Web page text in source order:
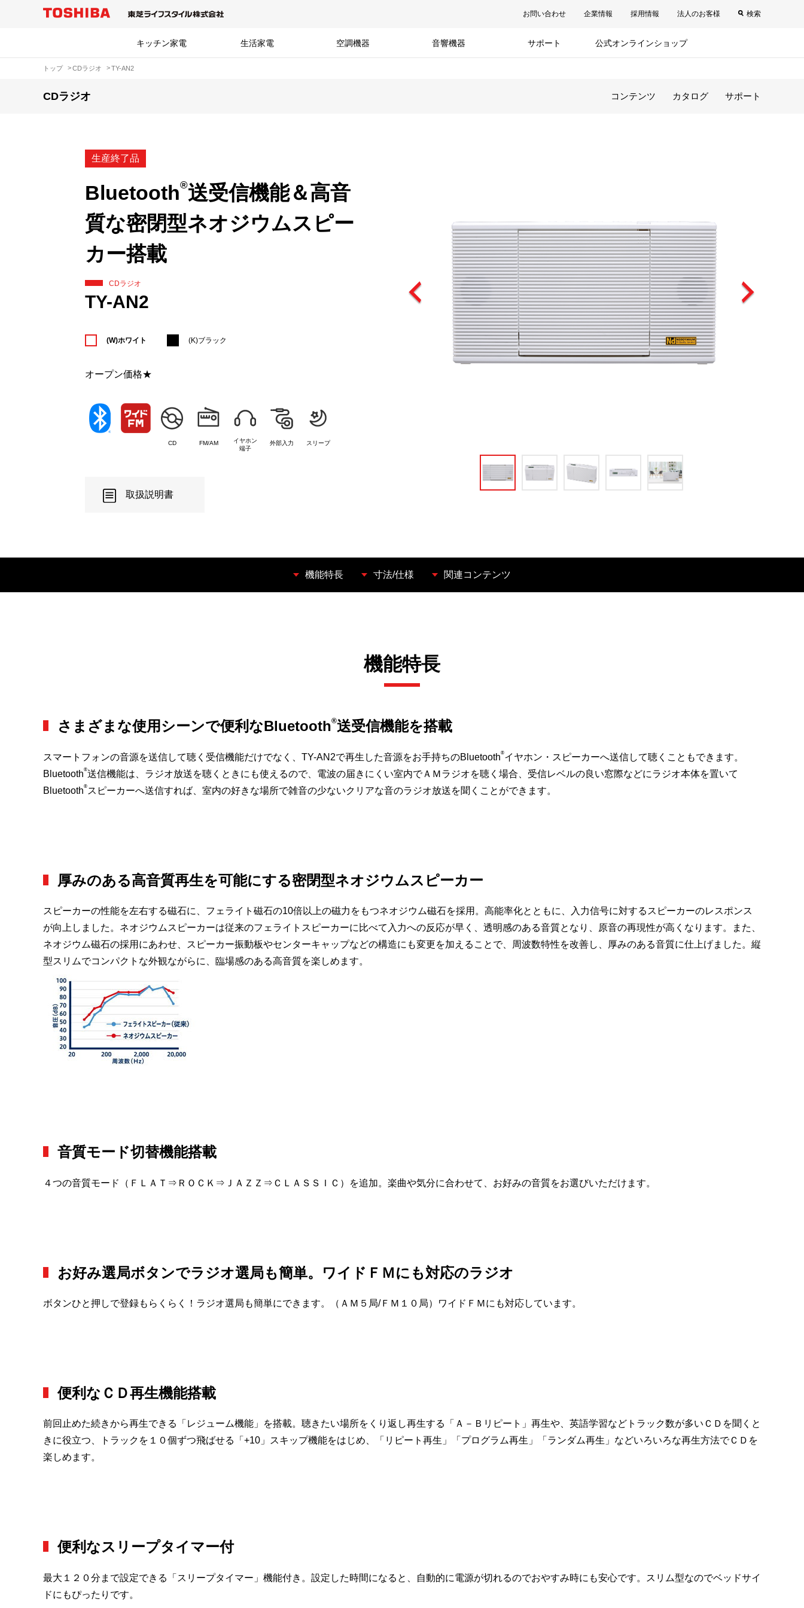
お問い合わせ 企業情報 採用情報 法人のお客様 検索
キッチン家電 生活家電 空調機器 音響機器 サポート 公式オンラインショップ
トップ CDラジオ TY-AN2
CDラジオ コンテンツ カタログ サポート
生産終了品
Bluetooth®送受信機能＆高音
質な密閉型ネオジウムスピー
カー搭載
CDラジオ
TY-AN2
(W)ホワイト (K)ブラック
オープン価格★
CD FM/AM
イヤホン
端子
外部入力 スリープ
取扱説明書
機能特長 寸法/仕様 関連コンテンツ
機能特長
さまざまな使用シーンで便利なBluetooth®送受信機能を搭載
スマートフォンの音源を送信して聴く受信機能だけでなく、TY-AN2で再生した音源をお手持ちのBluetooth®イヤホン・スピーカーへ送信して聴くこともできます。
Bluetooth®送信機能は、ラジオ放送を聴くときにも使えるので、電波の届きにくい室内でＡＭラジオを聴く場合、受信レベルの良い窓際などにラジオ本体を置いて
Bluetooth® スピーカーへ送信すれば、室内の好きな場所で雑音の少ないクリアな音のラジオ放送を聞くことができます。
厚みのある高音質再生を可能にする密閉型ネオジウムスピーカー
スピーカーの性能を左右する磁石に、フェライト磁石の10倍以上の磁力をもつネオジウム磁石を採用。高能率化とともに、入力信号に対するスピーカーのレスポンス
が向上しました。ネオジウムスピーカーは従来のフェライトスピーカーに比べて入力への反応が早く、透明感のある音質となり、原音の再現性が高くなります。また、
ネオジウム磁石の採用にあわせ、スピーカー振動板やセンターキャップなどの構造にも変更を加えることで、周波数特性を改善し、厚みのある音質に仕上げました。縦
型スリムでコンパクトな外観ながらに、臨場感のある高音質を楽しめます。
音質モード切替機能搭載
４つの音質モード（ＦＬＡＴ⇒ＲＯＣＫ⇒ＪＡＺＺ⇒ＣＬＡＳＳＩＣ）を追加。楽曲や気分に合わせて、お好みの音質をお選びいただけます。
お好み選局ボタンでラジオ選局も簡単。ワイドＦＭにも対応のラジオ
ボタンひと押しで登録もらくらく！ラジオ選局も簡単にできます。（ＡＭ５局/ＦＭ１０局）ワイドＦＭにも対応しています。
便利なＣＤ再生機能搭載
前回止めた続きから再生できる「レジューム機能」を搭載。聴きたい場所をくり返し再生する「Ａ－Ｂリピート」再生や、英語学習などトラック数が多いＣＤを聞くと
きに役立つ、トラックを１０個ずつ飛ばせる「+10」スキップ機能をはじめ、「リピート再生」「プログラム再生」「ランダム再生」などいろいろな再生方法でＣＤを
楽しめます。
便利なスリープタイマー付
最大１２０分まで設定できる「スリープタイマー」機能付き。設定した時間になると、自動的に電源が切れるのでおやすみ時にも安心です。スリム型なのでベッドサイ
ドにもぴったりです。